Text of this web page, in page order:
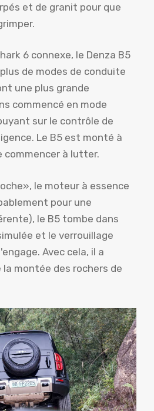
et de granit pour que
6 connexe, le Denza B5
de modes de conduite
une plus grande
commencé en mode
sur le contrôle de
Le B5 est monté à
commencer à lutter.
le moteur à essence
pour une
le B5 tombe dans
et le verrouillage
Avec cela, il a
montée des rochers de